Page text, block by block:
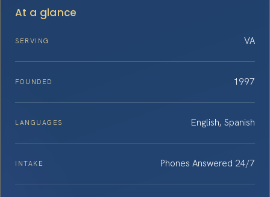
At a glance
SERVING VA
FOUNDED 1997
LANGUAGES English, Spanish
INTAKE Phones Answered 24/7